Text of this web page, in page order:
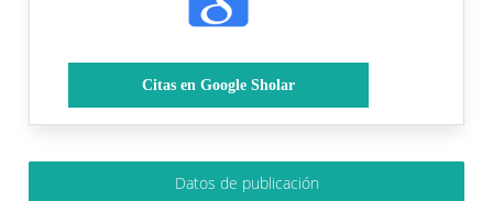
Citas en Google Sholar
Datos de publicación